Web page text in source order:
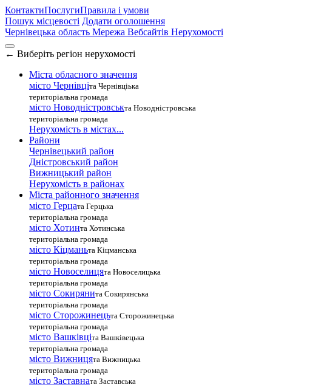
КонтактиПослугиПравила і умови
Пошук місцевості Додати оголошення
Чернівецька область Мережа Вебсайтів Нерухомості
← Виберіть регіон нерухомості
Міста обласного значення
місто Чернівціта Чернівціька
територіальна громада
місто Новодністровськта Новодністровська
територіальна громада
Нерухомість в містах...
Райони
Чернівецький район
Дністровський район
Вижницький район
Нерухомість в районах
Міста районного значення
місто Герцата Герцька
територіальна громада
місто Хотинта Хотинська
територіальна громада
місто Кіцманьта Кіцманська
територіальна громада
місто Новоселицята Новоселицька
територіальна громада
місто Сокирянита Сокирянська
територіальна громада
місто Сторожинецьта Сторожинецька
територіальна громада
місто Вашківціта Вашківецька
територіальна громада
місто Вижницята Вижницька
територіальна громада
місто Заставната Заставська